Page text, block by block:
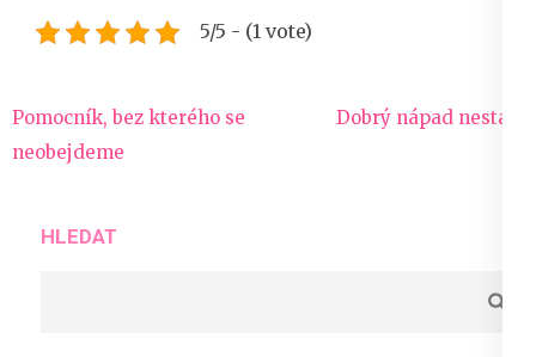
5/5 - (1 vote)
Navigace
pro
Pomocník, bez kterého se
neobejdeme
Dobrý nápad nestačí
HLEDAT